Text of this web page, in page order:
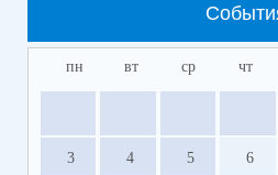
пн вт ср чт
3 4 5 6